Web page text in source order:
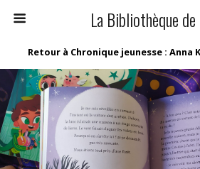
La Bibliothèque
Retour à Chronique jeunesse : Anna